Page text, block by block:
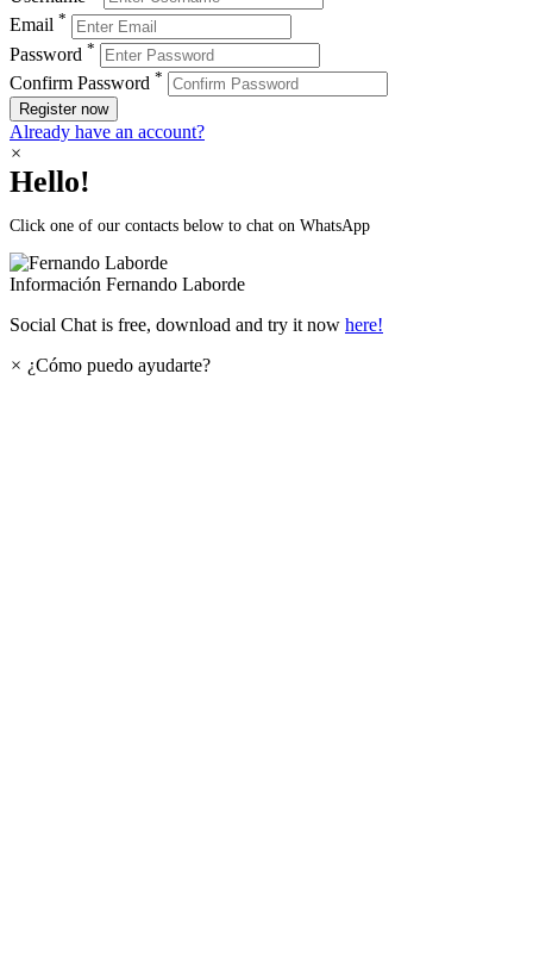
Email *
Password *
Confirm Password *
Register now
Already have an account?
×
Hello!
Click one of our contacts below to chat on WhatsApp
Información Fernando Laborde
Social Chat is free, download and try it now here!
× ¿Cómo puedo ayudarte?